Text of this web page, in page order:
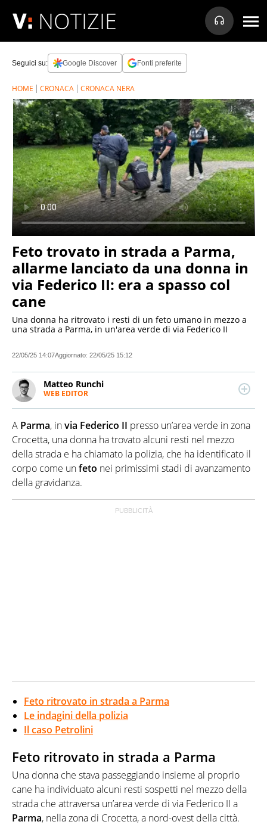
NOTIZIE
Seguici su: Google Discover Fonti preferite
HOME CRONACA CRONACA NERA
Feto trovato in strada a Parma,
allarme lanciato da una donna in
via Federico II: era a spasso col
cane
Una donna ha ritrovato i resti di un feto umano in mezzo a
una strada a Parma, in un'area verde di via Federico II
22/05/25 14:07Aggiornato: 22/05/25 15:12
Matteo Runchi
WEB EDITOR
Laureato in Storia all’Università degli Studi di Milano,
ha lavorato per diversi siti e redazioni.
A Parma, invia Federico II presso un’area verde in zona
Crocetta, una donna ha trovato alcuni resti nel mezzo
della strada e ha chiamato la polizia, che ha identificato il
corpo come unfeto nei primissimi stadi di avanzamento
della gravidanza.
Feto ritrovato in strada a Parma
Le indagini della polizia
Il caso Petrolini
Feto ritrovato in strada a Parma
Una donna che stava passeggiando insieme al proprio
cane ha individuato alcuni resti sospetti nel mezzo della
strada che attraversa un’area verde di via Federico II a
Parma, nella zona di Crocetta, a nord-ovest della città.